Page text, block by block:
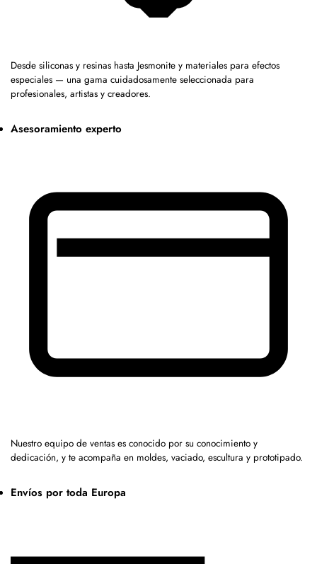
Desde siliconas y resinas hasta Jesmonite y materiales para efectos
especiales — una gama cuidadosamente seleccionada para
profesionales, artistas y creadores.
Asesoramiento experto
Nuestro equipo de ventas es conocido por su conocimiento y
dedicación, y te acompaña en moldes, vaciado, escultura y prototipado.
Envíos por toda Europa